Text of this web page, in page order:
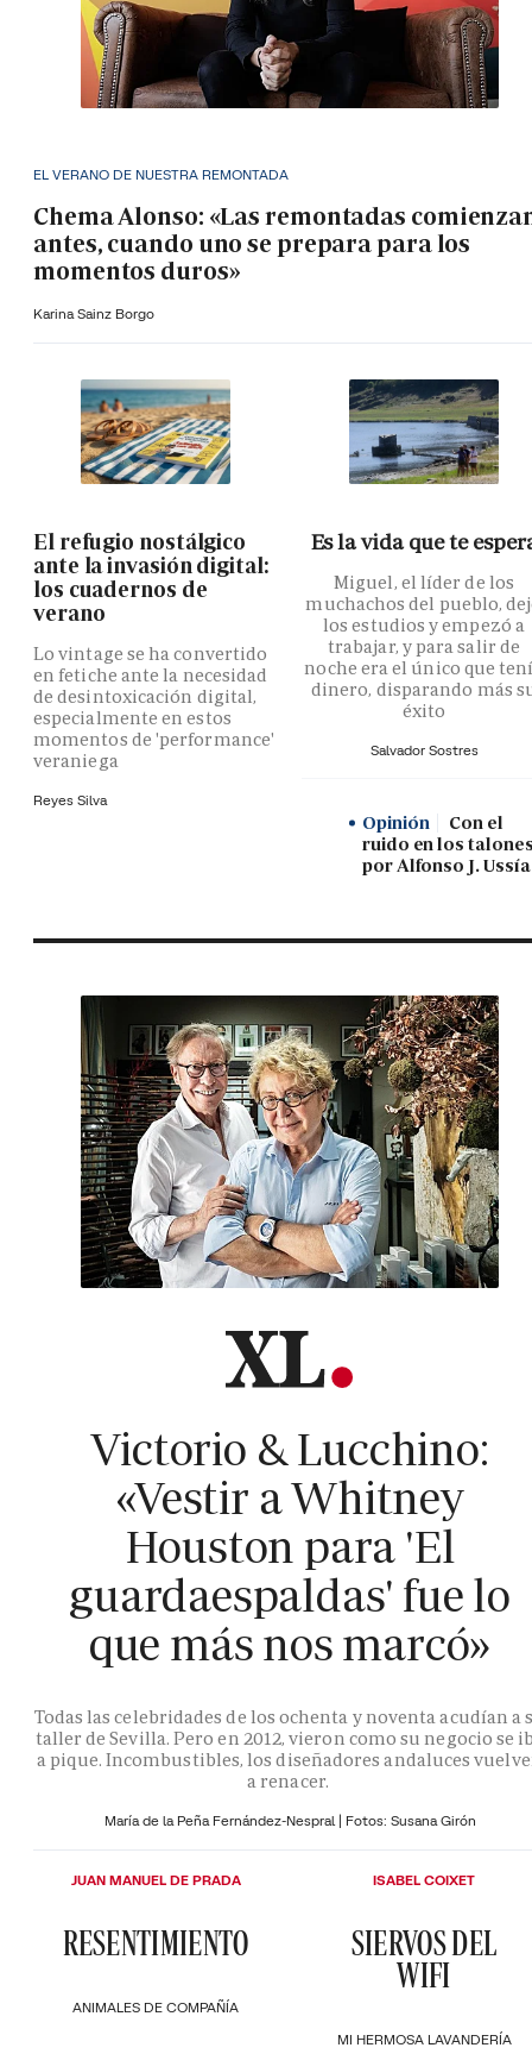
EL VERANO DE NUESTRA REMONTADA
Chema Alonso: «Las remontadas
antes, cuando uno se prepara para los
momentos duros»
Karina Sainz Borgo
El refugio nostálgico
ante la invasión digital:
los cuadernos de
verano
Lo vintage se ha convertido
en fetiche ante la necesidad
de desintoxicación digital,
especialmente en estos
momentos de 'performance'
veraniega
Reyes Silva
Es la vida que te
Miguel, el líder de los
muchachos del pueblo,
los estudios y empezó a
trabajar, y para salir de
noche era el único que
dinero, disparando más
éxito
Salvador Sostres
Opinión
Con el
ruido en los
por Alfonso J. Ussía
Victorio & Lucchino:
«Vestir a Whitney
Houston para 'El
guardaespaldas' fue lo
que más nos marcó»
Todas las celebridades de los ochenta y noventa acudían a
taller de Sevilla. Pero en 2012, vieron como su negocio se
a pique. Incombustibles, los diseñadores andaluces
a renacer.
María de la Peña Fernández-Nespral | Fotos: Susana Girón
ANIMALES DE COMPAÑÍA
RESENTIMIENTO
JUAN MANUEL DE PRADA
MI HERMOSA LAVANDERÍA
SIERVOS DEL
WIFI
ISABEL COIXET